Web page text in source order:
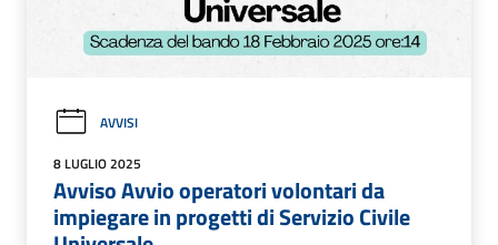
AVVISI
8 LUGLIO 2025
Avviso Avvio operatori volontari da
impiegare in progetti di Servizio Civile